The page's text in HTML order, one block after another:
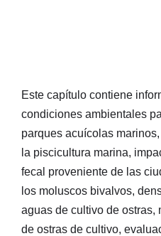
Este capítulo contiene
condiciones ambientales
parques acuícolas
la piscicultura marina,
fecal proveniente de las
los moluscos bivalvos,
aguas de cultivo de ostras,
de ostras de cultivo,